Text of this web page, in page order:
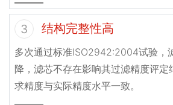
3 结构完整性高
多次通过标准ISO2942:2004试验，
降，滤芯不存在影响其过滤精度评定
求精度与实际精度水平一致。